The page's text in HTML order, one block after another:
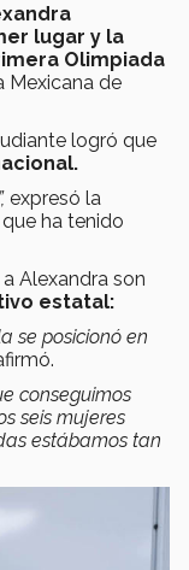
lugar y la
Olimpiada
Mexicana de
logró que
expresó la
ha tenido
Alexandra son
estatal:
se posicionó en
conseguimos
seis mujeres
estábamos tan